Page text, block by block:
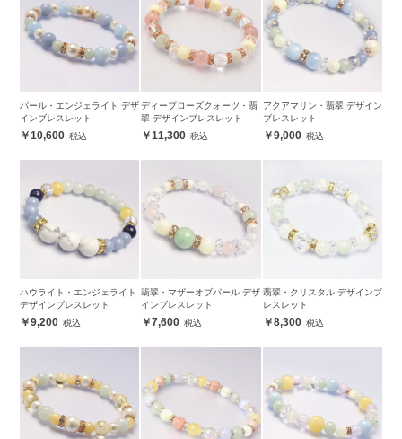
パール・エンジェライト デザ
インブレスレット
10,600
ディープローズクォーツ・翡
翠 デザインブレスレット
11,300
アクアマリン・翡翠 デザイン
ブレスレット
9,000
ハウライト・エンジェライト
デザインブレスレット
9,200
翡翠・マザーオブパール デザ
インブレスレット
7,600
翡翠・クリスタル デザインブ
レスレット
8,300